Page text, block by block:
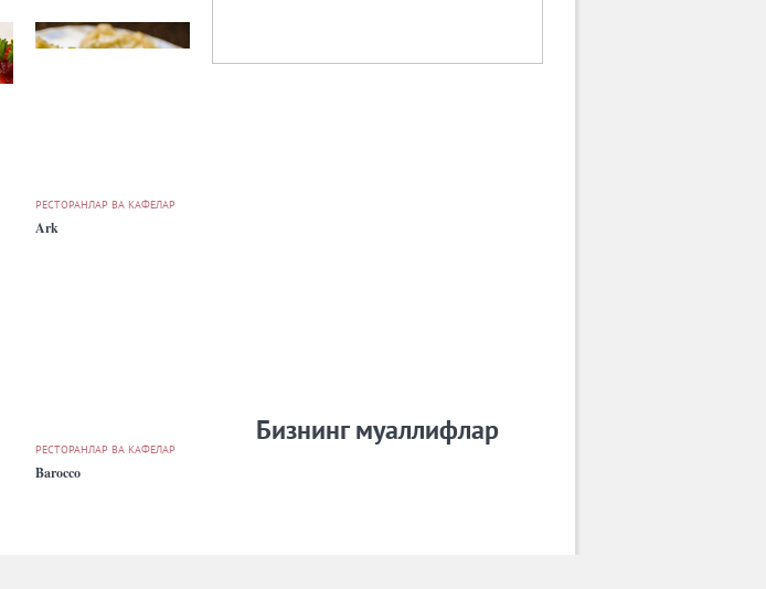
РЕСТОРАНЛАР ВА КАФЕЛАР
Ark
РЕСТОРАНЛАР ВА КАФЕЛАР
Barocco
Бизнинг муаллифлар